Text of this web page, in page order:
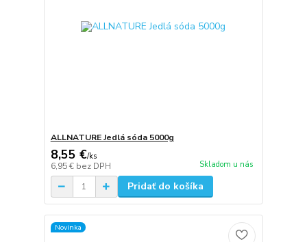
ALLNATURE Jedlá sóda 5000g
8,55 €/ks
6,95 € bez DPH Skladom u nás
Pridať do košíka
Novinka